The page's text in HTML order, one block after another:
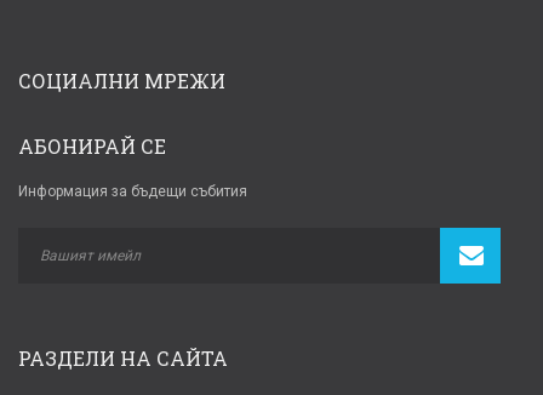
СОЦИАЛНИ МРЕЖИ
АБОНИРАЙ СЕ
Информация за бъдещи събития
РАЗДЕЛИ НА САЙТА